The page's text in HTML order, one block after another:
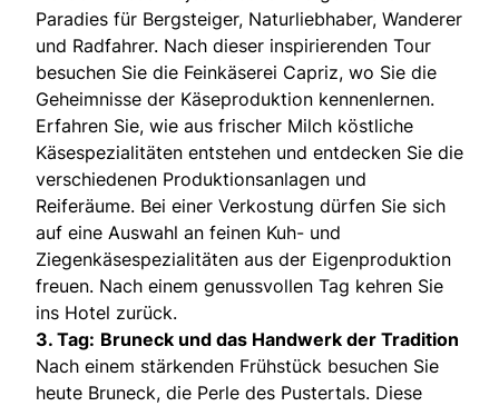
Paradies für Bergsteiger, Naturliebhaber, Wanderer
und Radfahrer. Nach dieser inspirierenden Tour
besuchen Sie die Feinkäserei Capriz, wo Sie die
Geheimnisse der Käseproduktion kennenlernen.
Erfahren Sie, wie aus frischer Milch köstliche
Käsespezialitäten entstehen und entdecken Sie die
verschiedenen Produktionsanlagen und
Reiferäume. Bei einer Verkostung dürfen Sie sich
auf eine Auswahl an feinen Kuh- und
Ziegenkäsespezialitäten aus der Eigenproduktion
freuen. Nach einem genussvollen Tag kehren Sie
ins Hotel zurück.
3. Tag: Bruneck und das Handwerk der Tradition
Nach einem stärkenden Frühstück besuchen Sie
heute Bruneck, die Perle des Pustertals. Diese